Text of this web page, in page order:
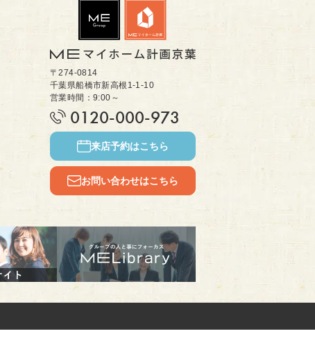
〒274-0814
千葉県船橋市新高根1-1-10
営業時間：9:00～
0120-000-973
来店予約はこちら
お問い合わせはこちら